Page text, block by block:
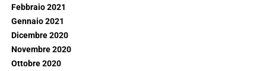
Febbraio 2021
Gennaio 2021
Dicembre 2020
Novembre 2020
Ottobre 2020